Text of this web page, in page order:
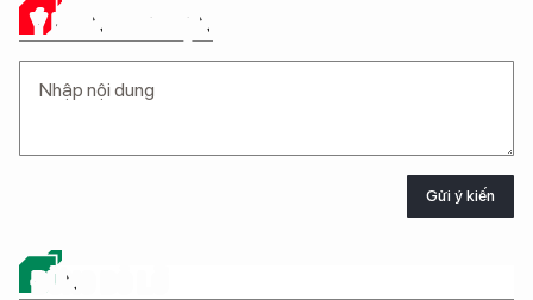
Ý KIẾN CỦA BẠN
Gửi ý kiến
ĐỪNG BỎ LỠ